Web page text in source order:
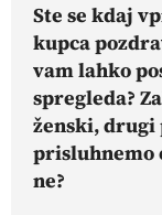
Ste se kdaj
kupca
vam lahko
spregleda?
ženski, drugi
prisluhnemo
ne?